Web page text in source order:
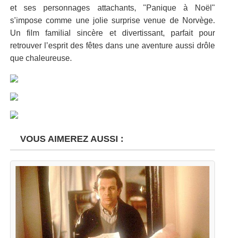
et ses personnages attachants, "Panique à Noël"
s’impose comme une jolie surprise venue de Norvège.
Un film familial sincère et divertissant, parfait pour
retrouver l’esprit des fêtes dans une aventure aussi drôle
que chaleureuse.
VOUS AIMEREZ AUSSI :